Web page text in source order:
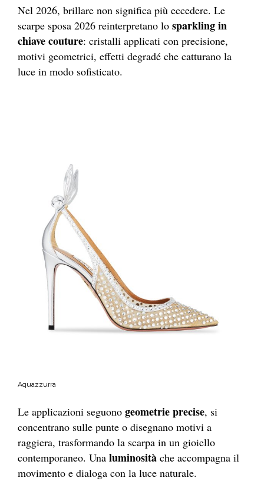
Nel 2026, brillare non significa più eccedere. Le
scarpe sposa 2026 reinterpretano lo sparkling in
chiave couture: cristalli applicati con precisione,
motivi geometrici, effetti degradé che catturano la
luce in modo sofisticato.
Aquazzurra
Le applicazioni seguono geometrie precise, si
concentrano sulle punte o disegnano motivi a
raggiera, trasformando la scarpa in un gioiello
contemporaneo. Una luminosità che accompagna il
movimento e dialoga con la luce naturale.